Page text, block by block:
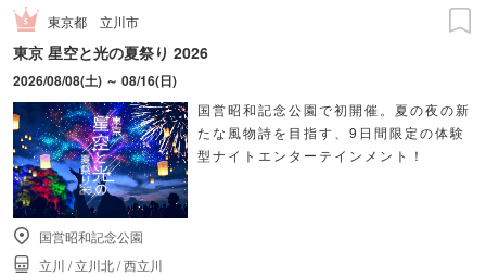
東京都 立川市
東京 星空と光の夏祭り 2026
2026/08/08(土) ～ 08/16(日)
国営昭和記念公園で初開催。夏の夜の新
たな風物詩を目指す、9日間限定の体験
型ナイトエンターテインメント！
国営昭和記念公園
立川 /立川北/西立川